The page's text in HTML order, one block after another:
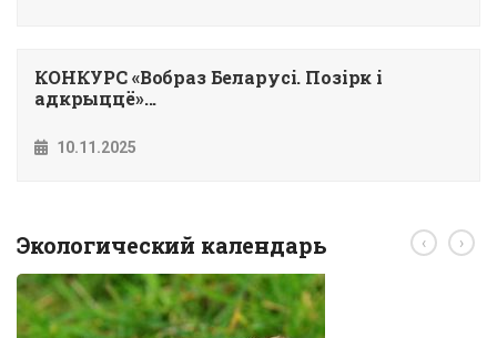
КОНКУРС «Вобраз Беларусi. Позiрк i
адкрыццё»...
10.11.2025
Экологический календарь ‹ ›